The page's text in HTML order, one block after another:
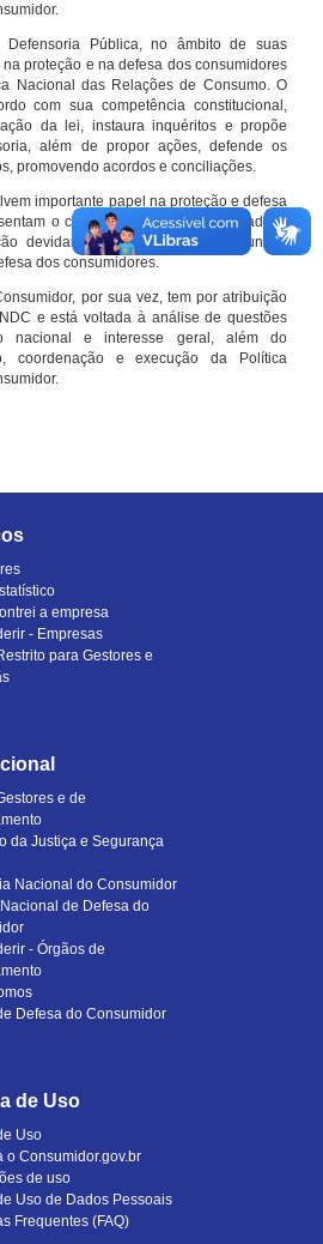
Pública, no âmbito de suas
proteção e na defesa dos consumidores
Nacional das Relações de Consumo. O
com sua competência constitucional,
da lei, instaura inquéritos e propõe
além de propor ações, defende os
promovendo acordos e conciliações.
importante papel na proteção e defesa
o conjunto organizado de cidadãos
devidamente registrada e com função
dos consumidores.
por sua vez, tem por atribuição
e está voltada à análise de questões
nacional e interesse geral, além do
coordenação e execução da Política
a empresa
- Empresas
para Gestores e
e de
da Justiça e Segurança
Nacional do Consumidor
de Defesa do
- Órgãos de
Defesa do Consumidor
de Uso
Uso
o Consumidor.gov.br
de uso
Uso de Dados Pessoais
Frequentes (FAQ)